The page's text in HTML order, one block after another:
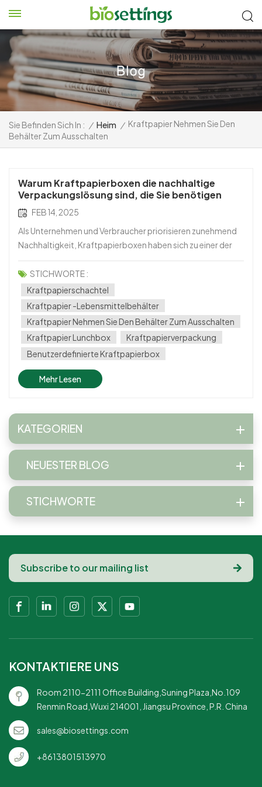
Sie Befinden Sich In : / Heim / Kraftpapier Nehmen Sie Den
Behälter Zum Ausschalten
Warum Kraftpapierboxen die nachhaltige
Verpackungslösung sind, die Sie benötigen
FEB 14, 2025
Als Unternehmen und Verbraucher priorisieren zunehmend
Nachhaltigkeit, Kraftpapierboxen haben sich zu einer der
umweltfreundlichsten Verpackungslösungen entwickelt,
die heute verfügbar ist. Diese Kisten aus natürlichen,
ungebleichten Papier bieten eine robuste, biologisch
abbaubare und recycelbare...
STICHWORTE :
Kraftpapierschachtel
Kraftpapier -Lebensmittelbehälter
Kraftpapier Nehmen Sie Den Behälter Zum Ausschalten
Kraftpapier Lunchbox
Kraftpapierverpackung
Benutzerdefinierte Kraftpapierbox
Mehr Lesen
KATEGORIEN
NEUESTER BLOG
STICHWORTE
KONTAKTIERE UNS
Room 2110-2111 Office Building,Suning Plaza,No.109
Renmin Road,Wuxi 214001, Jiangsu Province, P.R. China
sales@biosettings.com
+8613801513970